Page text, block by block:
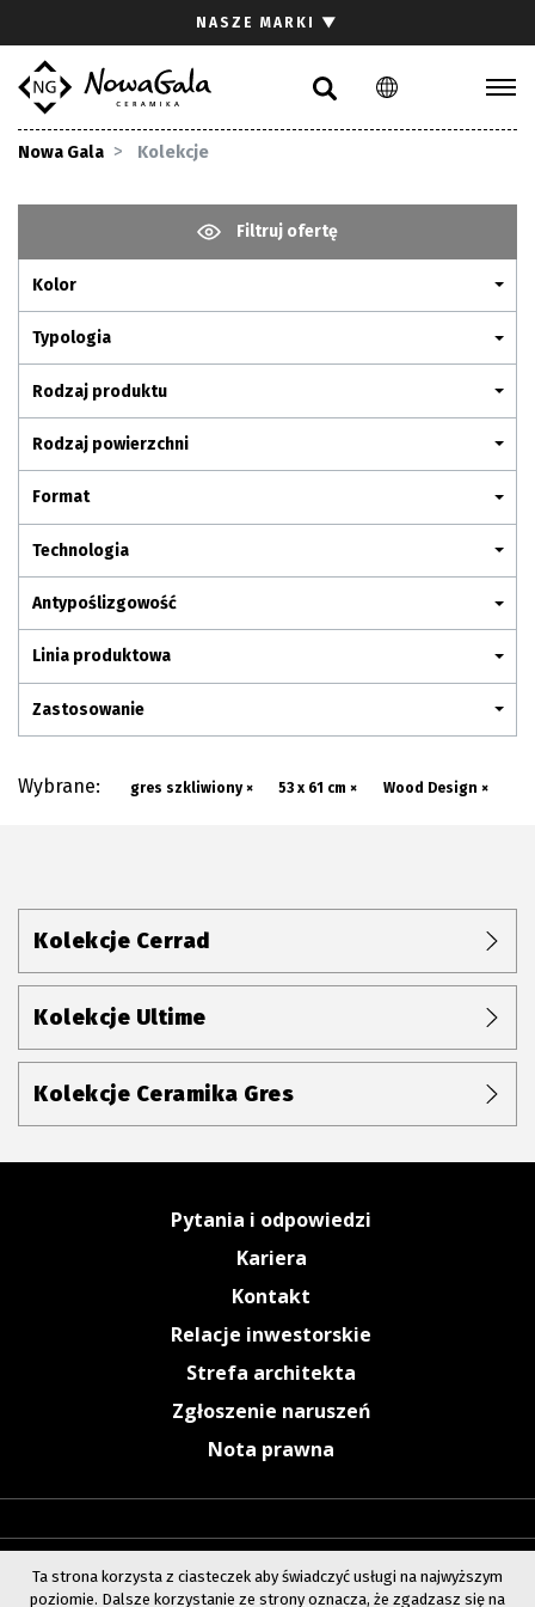
PL EN
NASZE MARKI ▼
Nowa Gala Kolekcje
Filtruj ofertę
Kolor
Typologia
Rodzaj produktu
Rodzaj powierzchni
Format
Technologia
Antypoślizgowość
Linia produktowa
Zastosowanie
Wybrane: gres szkliwiony × 53 x 61 cm × Wood Design ×
Kolekcje Cerrad
Kolekcje Ultime
Kolekcje Ceramika Gres
Pytania i odpowiedzi
Kariera
Kontakt
Relacje inwestorskie
Strefa architekta
Zgłoszenie naruszeń
Nota prawna
Gdzie kupić
Pliki do pobrania
Pytania i odpowiedzi
Kariera
Kontakt
Komunikacja z akcjonariuszami
Ta strona korzysta z ciasteczek aby świadczyć usługi na najwyższym
poziomie. Dalsze korzystanie ze strony oznacza, że zgadzasz się na